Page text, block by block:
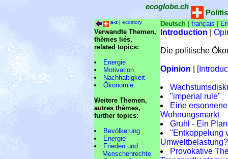
ecoglobe.ch
a-z | ecostory Deutsch français
Verwandte Themen,
thèmes liés,
related topics:
Energie
Motivation
Nachhaltigkeit
Ökonomie
Weitere Themen,
autres thèmes,
further topics:
Bevölkerung
Energie
Frieden und
Menschenrechte
Introduction
Die politische
Opinion
"imperial rule"
Eine
Wohnungsmarkt
Gruhl - Ein
"Entkoppelung
Umweltbelastung?
Provokative